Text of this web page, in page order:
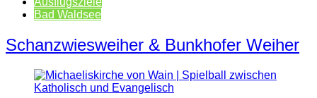
Bad Waldsee
Schanzwiesweiher & Bunkhofer Weiher